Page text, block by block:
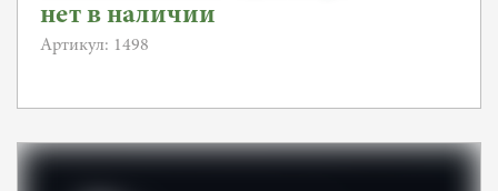
нет в наличии
Артикул: 1498